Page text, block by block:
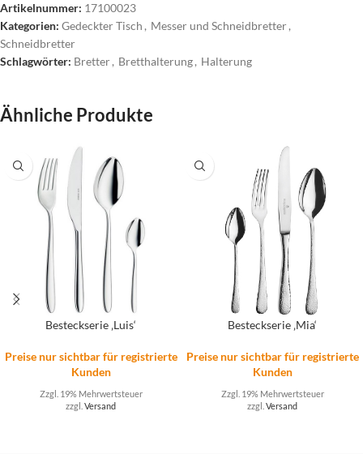
Artikelnummer: 17100023
Kategorien: Gedeckter Tisch , Messer und Schneidbretter,
Schneidbretter
Schlagwörter: Bretter, Bretthalterung, Halterung
Ähnliche Produkte
Besteckserie ‚Luis‘
Preise nur sichtbar für registrierte
Kunden
Zzgl. 19% Mehrwertsteuer
zzgl. Versand
Besteckserie ‚Mia‘
Preise nur sichtbar für registrierte
Kunden
Zzgl. 19% Mehrwertsteuer
zzgl. Versand